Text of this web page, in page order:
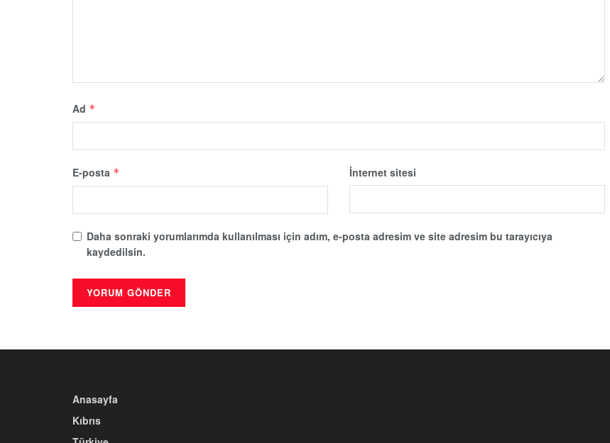
Ad *
E-posta * İnternet sitesi
Daha sonraki yorumlarımda kullanılması için adım, e-posta adresim ve site adresim bu tarayıcıya
kaydedilsin.
Anasayfa
Kıbrıs